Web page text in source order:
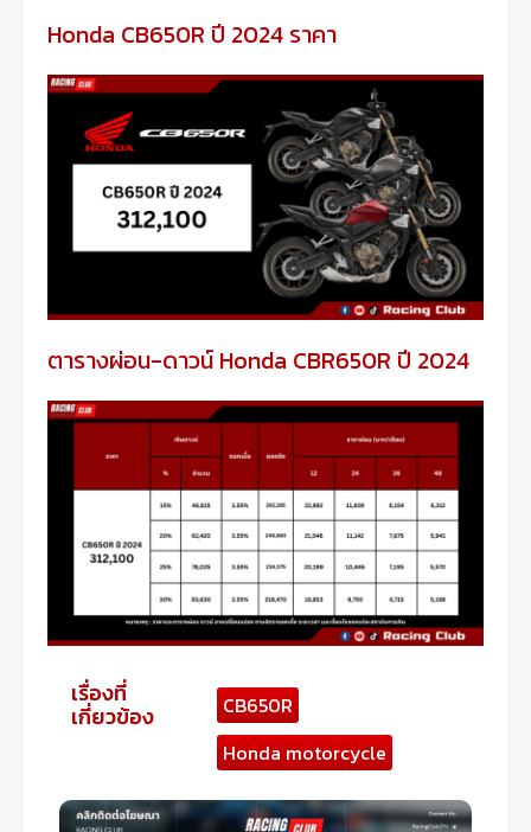
Honda CB650R ปี 2024 ราคา
ตารางผ่อน-ดาวน์ Honda CBR650R ปี 2024
เรื่องที่
เกี่ยวข้อง
CB650R
Honda motorcycle